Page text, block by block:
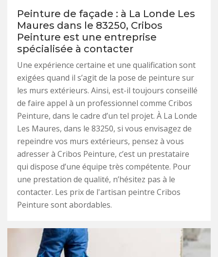
Peinture de façade : à La Londe Les
Maures dans le 83250, Cribos
Peinture est une entreprise
spécialisée à contacter
Une expérience certaine et une qualification sont
exigées quand il s’agit de la pose de peinture sur
les murs extérieurs. Ainsi, est-il toujours conseillé
de faire appel à un professionnel comme Cribos
Peinture, dans le cadre d’un tel projet. À La Londe
Les Maures, dans le 83250, si vous envisagez de
repeindre vos murs extérieurs, pensez à vous
adresser à Cribos Peinture, c’est un prestataire
qui dispose d’une équipe très compétente. Pour
une prestation de qualité, n’hésitez pas à le
contacter. Les prix de l'artisan peintre Cribos
Peinture sont abordables.